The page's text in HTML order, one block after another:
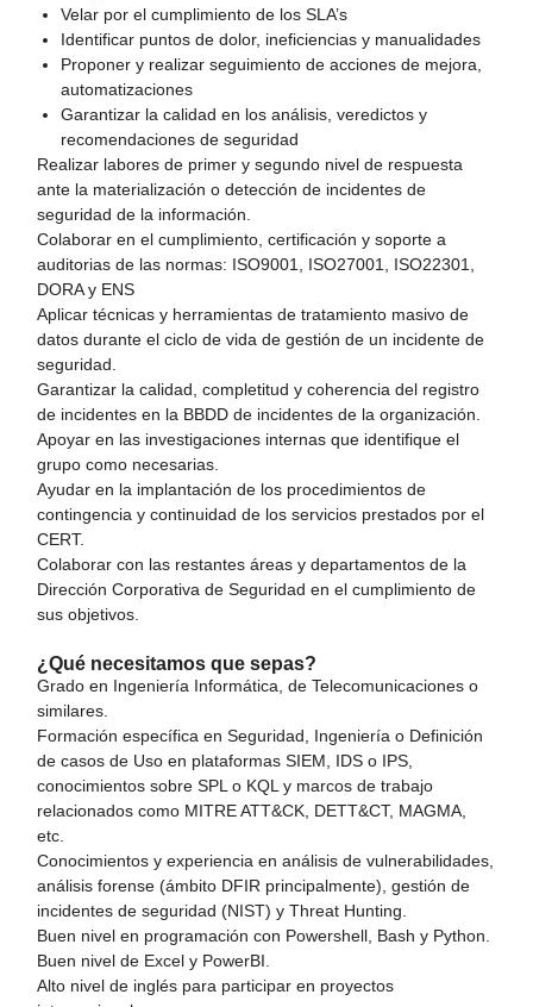
Velar por el cumplimiento de los SLA’s
Identificar puntos de dolor, ineficiencias y manualidades
Proponer y realizar seguimiento de acciones de mejora,
automatizaciones
Garantizar la calidad en los análisis, veredictos y
recomendaciones de seguridad
Realizar labores de primer y segundo nivel de respuesta
ante la materialización o detección de incidentes de
seguridad de la información.
Colaborar en el cumplimiento, certificación y soporte a
auditorias de las normas: ISO9001, ISO27001, ISO22301,
DORA y ENS
Aplicar técnicas y herramientas de tratamiento masivo de
datos durante el ciclo de vida de gestión de un incidente de
seguridad.
Garantizar la calidad, completitud y coherencia del registro
de incidentes en la BBDD de incidentes de la organización.
Apoyar en las investigaciones internas que identifique el
grupo como necesarias.
Ayudar en la implantación de los procedimientos de
contingencia y continuidad de los servicios prestados por el
CERT.
Colaborar con las restantes áreas y departamentos de la
Dirección Corporativa de Seguridad en el cumplimiento de
sus objetivos.
¿Qué necesitamos que sepas?
Grado en Ingeniería Informática, de Telecomunicaciones o
similares.
Formación específica en Seguridad, Ingeniería o Definición
de casos de Uso en plataformas SIEM, IDS o IPS,
conocimientos sobre SPL o KQL y marcos de trabajo
relacionados como MITRE ATT&CK, DETT&CT, MAGMA,
etc.
Conocimientos y experiencia en análisis de vulnerabilidades,
análisis forense (ámbito DFIR principalmente), gestión de
incidentes de seguridad (NIST) y Threat Hunting.
Buen nivel en programación con Powershell, Bash y Python.
Buen nivel de Excel y PowerBI.
Alto nivel de inglés para participar en proyectos